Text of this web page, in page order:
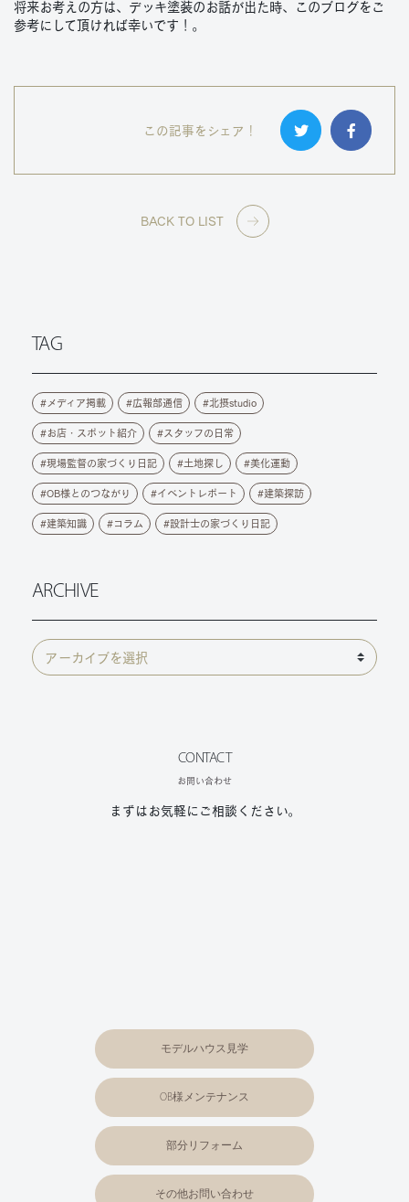
将来お考えの方は、デッキ塗装のお話が出た時、このブログをご
参考にして頂ければ幸いです！。
この記事をシェア！
BACK TO LIST
TAG
メディア掲載 広報部通信 北摂studio
お店・スポット紹介 スタッフの日常
現場監督の家づくり日記 土地探し 美化運動
OB様とのつながり イベントレポート 建築探訪
建築知識 コラム 設計士の家づくり日記
ARCHIVE
CONTACT
お問い合わせ
まずはお気軽にご相談ください。
モデルハウス見学
OB様メンテナンス
部分リフォーム
その他お問い合わせ